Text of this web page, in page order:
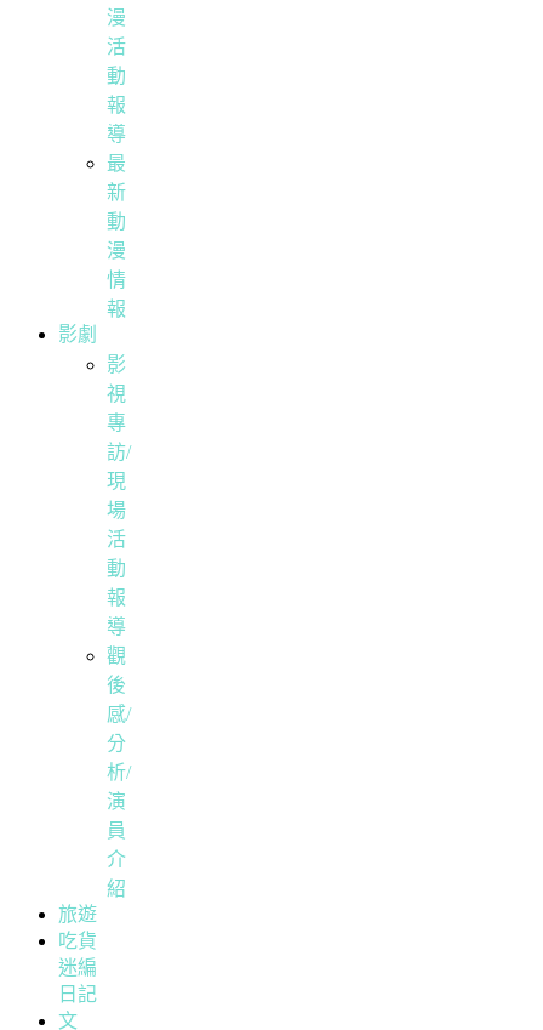
漫
活
動
報
導
最
新
動
漫
情
報
影劇
影
視
專
訪/
現
場
活
動
報
導
觀
後
感/
分
析/
演
員
介
紹
旅遊
吃貨
迷編
日記
文